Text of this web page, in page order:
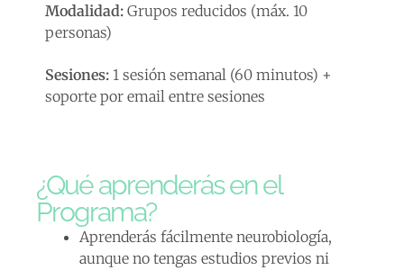
Modalidad: Grupos reducidos (máx. 10
personas)
Sesiones: 1 sesión semanal (60 minutos) +
soporte por email entre sesiones
¿Qué aprenderás en el
Programa?
Aprenderás fácilmente neurobiología,
aunque no tengas estudios previos ni